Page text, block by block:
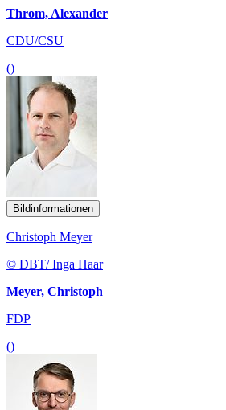
Throm, Alexander
CDU/CSU
()
Bildinformationen
Christoph Meyer
© DBT/ Inga Haar
Meyer, Christoph
FDP
()